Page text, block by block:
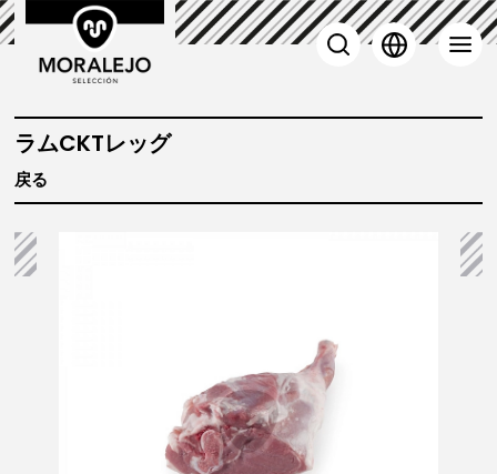
ラムCKTレッグ
戻る